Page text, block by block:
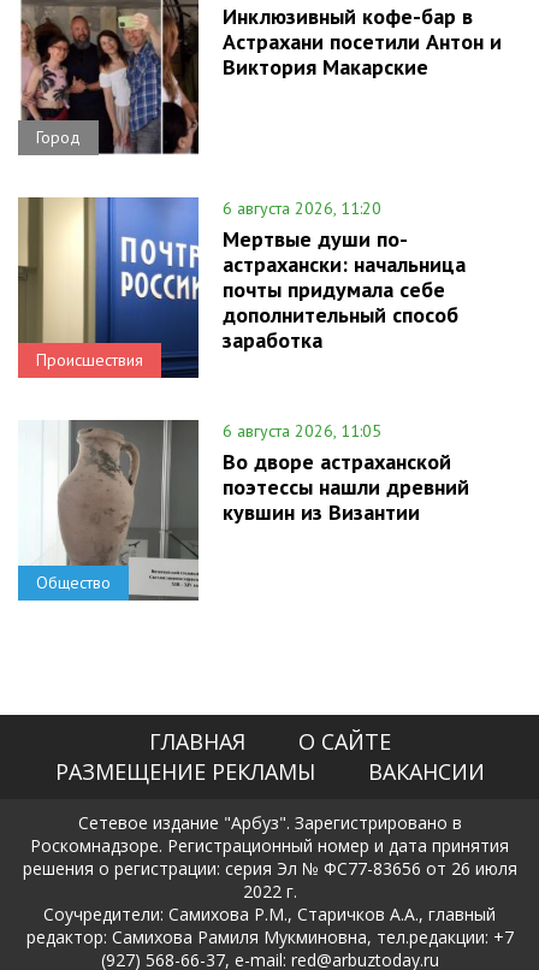
Город
Инклюзивный кофе-бар в
Астрахани посетили Антон и
Виктория Макарские
Происшествия
6 августа 2026, 11:20
Мертвые души по-
астрахански: начальница
почты придумала себе
дополнительный способ
заработка
Общество
6 августа 2026, 11:05
Во дворе астраханской
поэтессы нашли древний
кувшин из Византии
ГЛАВНАЯ
О САЙТЕ
РАЗМЕЩЕНИЕ РЕКЛАМЫ
ВАКАНСИИ
Сетевое издание "Арбуз". Зарегистрировано в
Роскомнадзоре. Регистрационный номер и дата принятия
решения о регистрации: серия Эл № ФС77-83656 от 26 июля
2022 г.
Соучредители: Самихова Р.М., Старичков А.А., главный
редактор: Самихова Рамиля Мукминовна, тел.редакции: +7
(927) 568-66-37, e-mail: red@arbuztoday.ru